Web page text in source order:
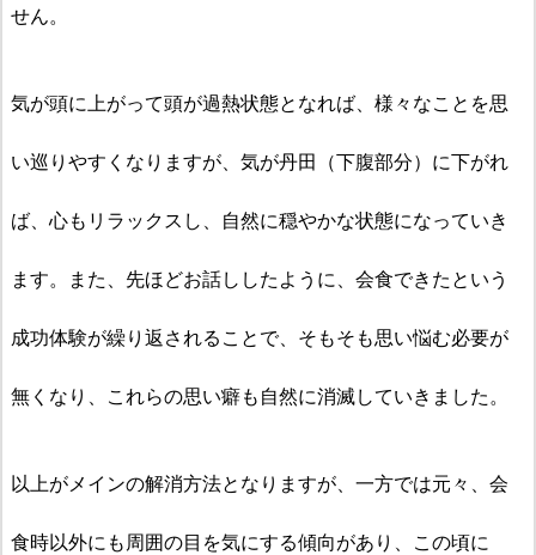
せん。
気が頭に上がって頭が過熱状態となれば、様々なことを思
い巡りやすくなりますが、気が丹田（下腹部分）に下がれ
ば、心もリラックスし、自然に穏やかな状態になっていき
ます。また、先ほどお話ししたように、会食できたという
成功体験が繰り返されることで、そもそも思い悩む必要が
無くなり、これらの思い癖も自然に消滅していきました。
以上がメインの解消方法となりますが、一方では元々、会
食時以外にも周囲の目を気にする傾向があり、この頃に